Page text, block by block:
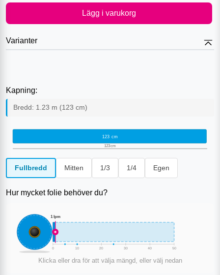
Lägg i varukorg
Varianter
Kapning:
Bredd: 1.23 m (123 cm)
123 cm
123cm
Fullbredd Mitten 1/3 1/4 Egen
Hur mycket folie behöver du?
1lpm
0 10 20 30 40 50
Klicka eller dra för att välja mängd, eller välj nedan